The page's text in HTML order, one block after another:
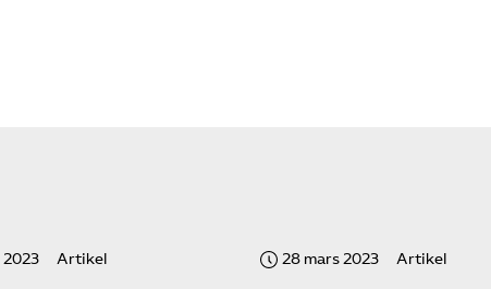
2023 Artikel 28 mars 2023 Artikel